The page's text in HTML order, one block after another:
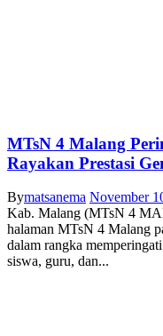
MTsN 4 Malang
Rayakan Prestasi
Bymatsanema November
Kab. Malang (MTsN 4
halaman MTsN 4 Malang
dalam rangka
siswa, guru, dan...